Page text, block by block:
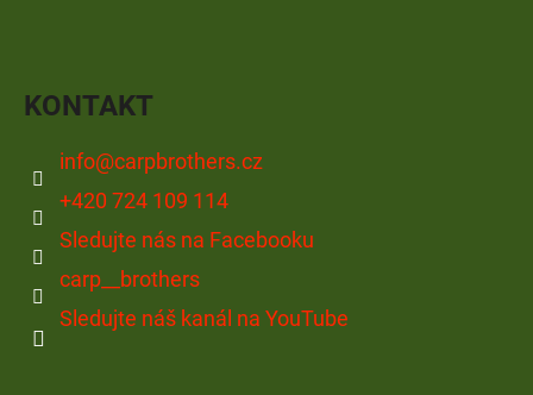
KONTAKT
info@carpbrothers.cz
+420 724 109 114
Sledujte nás na Facebooku
carp__brothers
Sledujte náš kanál na YouTube